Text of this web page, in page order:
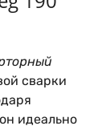
сварки
идеально